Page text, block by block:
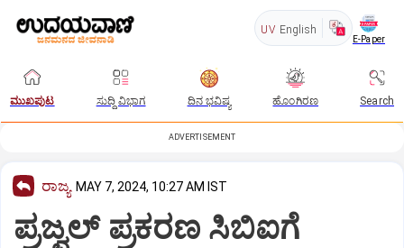
UV English
E-Paper
ಮುಖಪುಟ ಸುದ್ದಿ ವಿಭಾಗ ದಿನ ಭವಿಷ್ಯ ಹೊಂಗಿರಣ Search
ADVERTISEMENT
ರಾಜ್ಯ MAY 7, 2024, 10:27 AM IST
ಪ್ರಜ್ವಲ್ ಪ್ರಕರಣ ಸಿಬಿಐಗೆ